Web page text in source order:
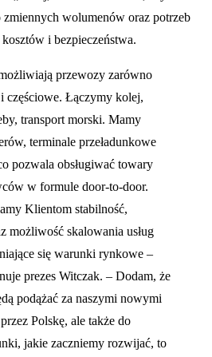
zmiennych wolumenów oraz potrzeb
i bezpieczeństwa.
przewozy zarówno
częściowe. Łączymy kolej,
transport morski. Mamy
terminale przeładunkowe
pozwala obsługiwać towary
w formule door-to-door.
Klientom stabilność,
możliwość skalowania usług
się warunki rynkowe –
prezes Witczak. – Dodam, że
podążać za naszymi nowymi
Polskę, ale także do
jakie zaczniemy rozwijać, to